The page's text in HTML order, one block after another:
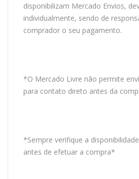
disponibilizam Mercado Envios,
individualmente, sendo de
comprador o seu pagamento.
*O Mercado Livre não permite
para contato direto antes da
*Sempre verifique a
antes de efetuar a compra*